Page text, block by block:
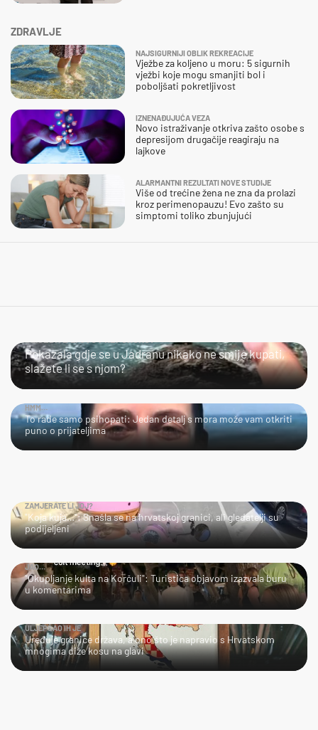
ZDRAVLJE
NAJSIGURNIJI OBLIK REKREACIJE
Vježbe za koljeno u moru: 5 sigurnih
vježbi koje mogu smanjiti bol i
poboljšati pokretljivost
IZNENAĐUJUĆA VEZA
Novo istraživanje otkriva zašto osobe s
depresijom drugačije reagiraju na
lajkove
ALARMANTNI REZULTATI NOVE STUDIJE
Više od trećine žena ne zna da prolazi
kroz perimenopauzu! Evo zašto su
simptomi toliko zbunjujući
Pokazala gdje se u Jadranu nikako ne smije kupati,
slažete li se s njom?
HMM…
To rade samo psihopati: Jedan detalj s mora može vam otkriti
puno o prijateljima
ZAMJERATE LI JOJ?
"Koja kuja…": Snašla se na hrvatskoj granici, ali gledatelji su
podijeljeni
JAO…
"Okupljanje kulta na Korčuli": Turistica objavom izazvala buru
u komentarima
ULJEPŠAO IH JE
Uređuje granice država, a ono što je napravio s Hrvatskom
mnogima diže kosu na glavi